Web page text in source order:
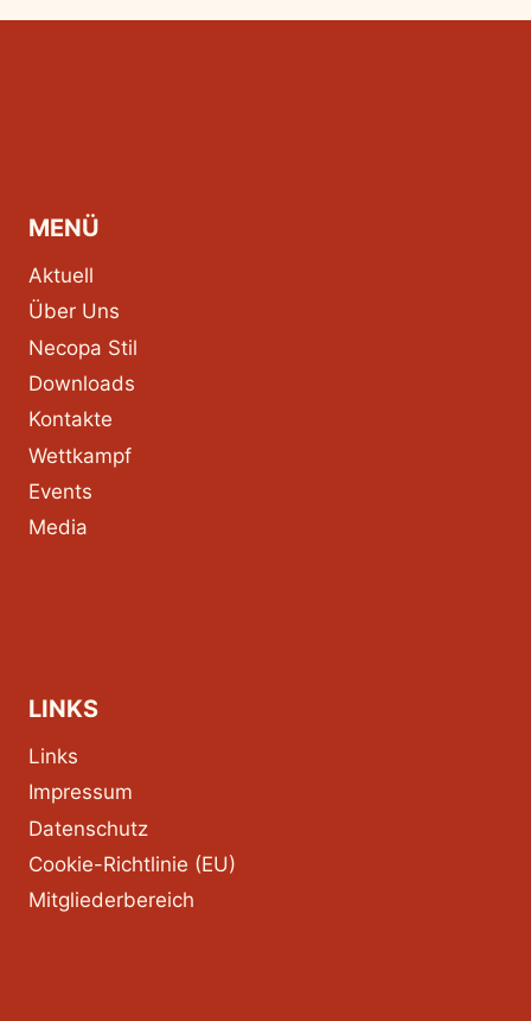
MENÜ
Aktuell
Über Uns
Necopa Stil
Downloads
Kontakte
Wettkampf
Events
Media
LINKS
Links
Impressum
Datenschutz
Cookie-Richtlinie (EU)
Mitgliederbereich